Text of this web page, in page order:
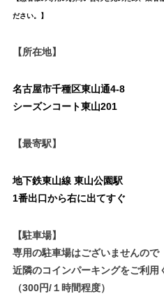
ださい。】
【所在地】
名古屋市千種区東山通4-8
シーズンコート東山201
【最寄駅】
地下鉄東山線 東山公園駅
1番出口から右に出てすぐ
【駐車場】
専用の駐車場はございませんので
近隣のコインパーキングをご利用
（300円/１時間程度）